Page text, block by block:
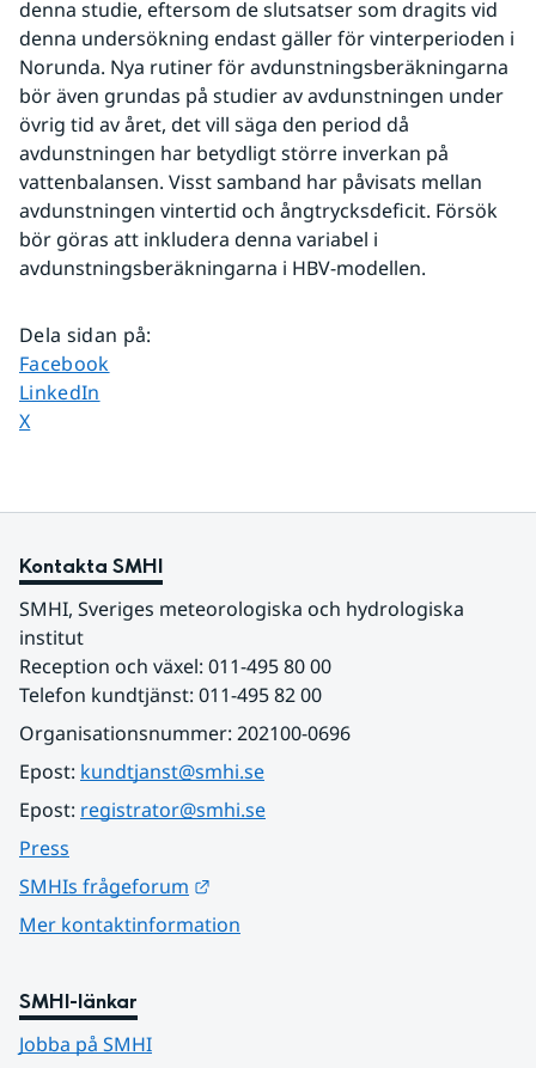
denna studie, eftersom de slutsatser som dragits vid
denna undersökning endast gäller för vinterperioden i
Norunda. Nya rutiner för avdunstningsberäkningarna
bör även grundas på studier av avdunstningen under
övrig tid av året, det vill säga den period då
avdunstningen har betydligt större inverkan på
vattenbalansen. Visst samband har påvisats mellan
avdunstningen vintertid och ångtrycksdeficit. Försök
bör göras att inkludera denna variabel i
avdunstningsberäkningarna i HBV-modellen.
Dela sidan på:
Dela sidan på
Facebook
Dela sidan på
LinkedIn
Dela sidan på
X
Kontakta SMHI
SMHI, Sveriges meteorologiska och hydrologiska
institut
Reception och växel: 011-495 80 00
Telefon kundtjänst: 011-495 82 00
Organisationsnummer: 202100-0696
Epost: kundtjanst@smhi.se
Epost: registrator@smhi.se
Press
SMHIs frågeforum
Mer kontaktinformation
SMHI-länkar
Jobba på SMHI